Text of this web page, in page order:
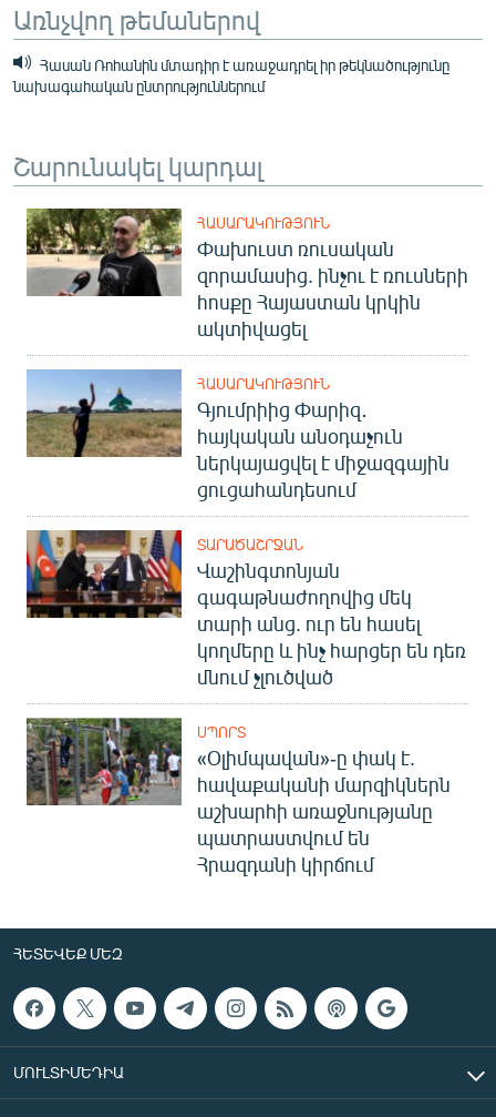
Առնչվող թեմաներով
Հասան Ռոհանին մտադիր է առաջադրել իր թեկնածությունը
նախագահական ընտրություններում
Շարունակել կարդալ
ՀԱՍԱՐԱԿՈՒԹՅՈՒՆ
Փախուստ ռուսական
զորամասից. ինչու է ռուսների
հոսքը Հայաստան կրկին
ակտիվացել
ՀԱՍԱՐԱԿՈՒԹՅՈՒՆ
Գյումրիից Փարիզ․
հայկական անօդաչուն
ներկայացվել է միջազգային
ցուցահանդեսում
ՏԱՐԱԾԱՇՐՋԱՆ
Վաշինգտոնյան
գագաթնաժողովից մեկ
տարի անց. ուր են հասել
կողմերը և ինչ հարցեր են դեռ
մնում չլուծված
ՍՊՈՐՏ
«Օլիմպավան»-ը փակ է.
հավաքականի մարզիկներն
աշխարհի առաջնությանը
պատրաստվում են
Հրազդանի կիրճում
ՀԵՏԵՎԵՔ ՄԵԶ
ՄՈՒԼՏԻՄԵԴԻԱ